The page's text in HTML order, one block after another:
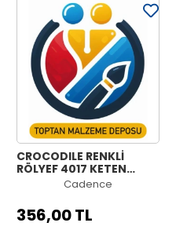
CROCODILE RENKLİ
RÖLYEF 4017 KETEN
STEP1+STEP2 150+150ML
Cadence
356,00 TL